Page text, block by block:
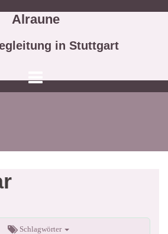
Alraune
in Stuttgart
Schlagwörter